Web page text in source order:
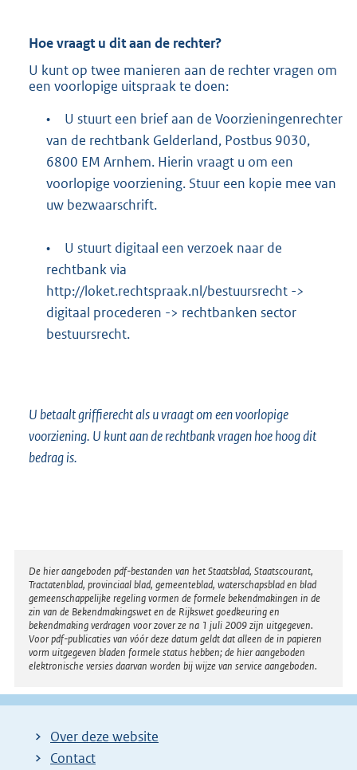
Hoe vraagt u dit aan de rechter?
U kunt op twee manieren aan de rechter vragen om
een voorlopige uitspraak te doen:
•
U stuurt een brief aan de Voorzieningenrechter
van de rechtbank Gelderland, Postbus 9030,
6800 EM Arnhem. Hierin vraagt u om een
voorlopige voorziening. Stuur een kopie mee van
uw bezwaarschrift.
•
U stuurt digitaal een verzoek naar de
rechtbank via
http://loket.rechtspraak.nl/bestuursrecht ->
digitaal procederen -> rechtbanken sector
bestuursrecht.
U betaalt griffierecht als u vraagt om een voorlopige
voorziening. U kunt aan de rechtbank vragen hoe hoog dit
bedrag is.
Disclaimer
De hier aangeboden pdf-bestanden van het Staatsblad, Staatscourant,
Tractatenblad, provinciaal blad, gemeenteblad, waterschapsblad en blad
gemeenschappelijke regeling vormen de formele bekendmakingen in de
zin van de Bekendmakingswet en de Rijkswet goedkeuring en
bekendmaking verdragen voor zover ze na 1 juli 2009 zijn uitgegeven.
Voor pdf-publicaties van vóór deze datum geldt dat alleen de in papieren
vorm uitgegeven bladen formele status hebben; de hier aangeboden
elektronische versies daarvan worden bij wijze van service aangeboden.
Over deze website
Contact